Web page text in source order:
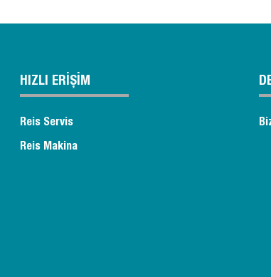
HIZLI ERİŞİM
Reis Servis
Reis Makina